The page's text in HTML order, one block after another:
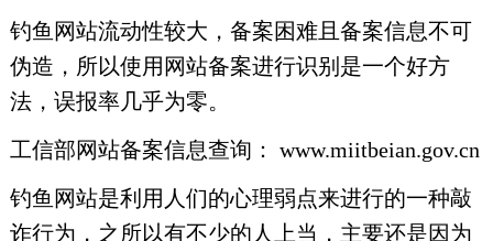
钓鱼网站流动性较大，备案困难且备案信息不可
伪造，所以使用网站备案进行识别是一个好方
法，误报率几乎为零。
工信部网站备案信息查询： www.miitbeian.gov.cn
钓鱼网站是利用人们的心理弱点来进行的一种敲
诈行为，之所以有不少的人上当，主要还是因为